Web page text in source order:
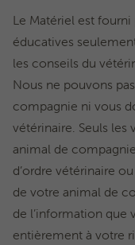
Le Matériel est
éducatives
les conseils du
Nous ne pouvons
compagnie ni vous
vétérinaire. Seuls les
animal de
d’ordre vétérinaire
de votre animal de
de l’information que
entièrement à votre